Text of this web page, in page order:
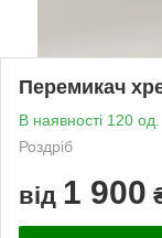
Перемикач
В наявності 120 од.
Роздріб
від 1 900